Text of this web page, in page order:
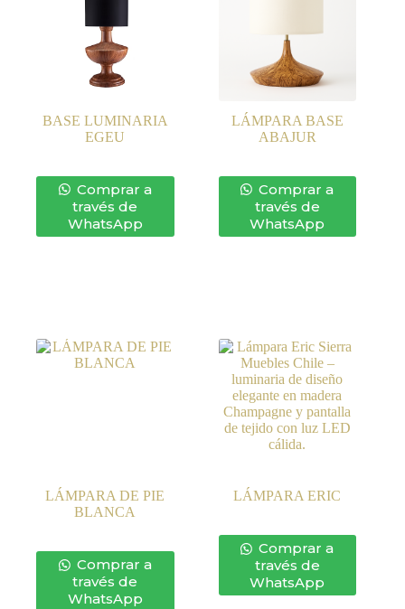
BASE LUMINARIA
EGEU
Comprar a
través de
WhatsApp
LÁMPARA BASE
ABAJUR
Comprar a
través de
WhatsApp
LÁMPARA DE PIE
BLANCA
Comprar a
través de
WhatsApp
LÁMPARA ERIC
Comprar a
través de
WhatsApp